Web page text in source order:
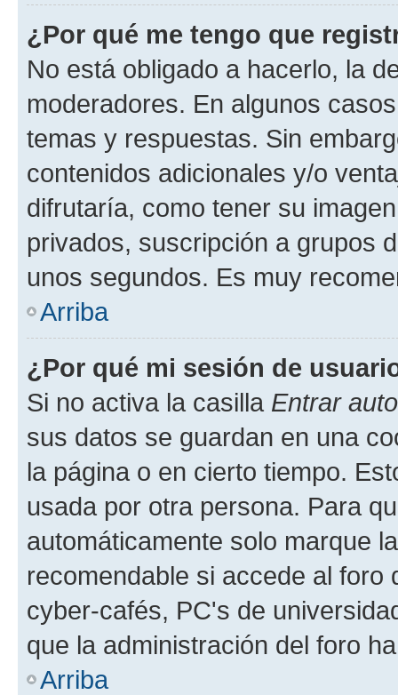
¿Por qué me tengo que
No está obligado a hacerlo, la
moderadores. En algunos
temas y respuestas. Sin
contenidos adicionales y/o
difrutaría, como tener su
privados, suscripción a grupos
unos segundos. Es muy
Arriba
¿Por qué mi sesión de
Si no activa la casilla Entrar
sus datos se guardan en una
la página o en cierto tiempo.
usada por otra persona. Para
automáticamente solo marque
recomendable si accede al foro
cyber-cafés, PC's de
que la administración del foro
Arriba